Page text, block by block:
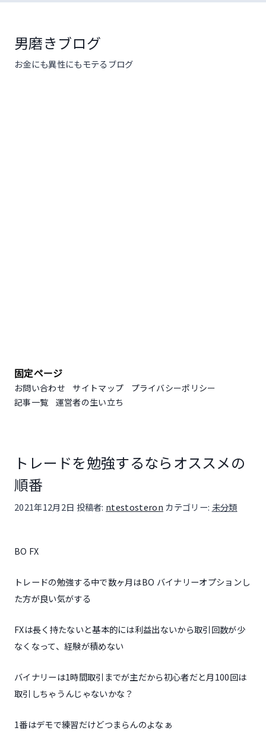
男磨きブログ
お金にも異性にもモテるブログ
固定ページ
お問い合わせ サイトマップ
プライバシーポリシー
記事一覧
運営者の生い立ち
トレードを勉強するならオススメの
順番
投稿日:
2021年12月2日 投稿者: ntestosteron カテゴリー: 未分類
BO FX
トレードの勉強する中で数ヶ月はBO バイナリーオプションし
た方が良い気がする
FXは長く持たないと基本的には利益出ないから取引回数が少
なくなって、経験が積めない
バイナリーは1時間取引までが主だから初心者だと月100回は
取引しちゃうんじゃないかな？
1番はデモで練習だけどつまらんのよなぁ